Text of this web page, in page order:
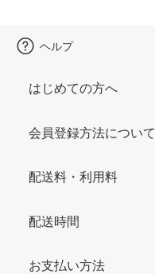
ヘルプ
はじめての方へ
会員登録方法について
配送料・利用料
配送時間
お支払い方法